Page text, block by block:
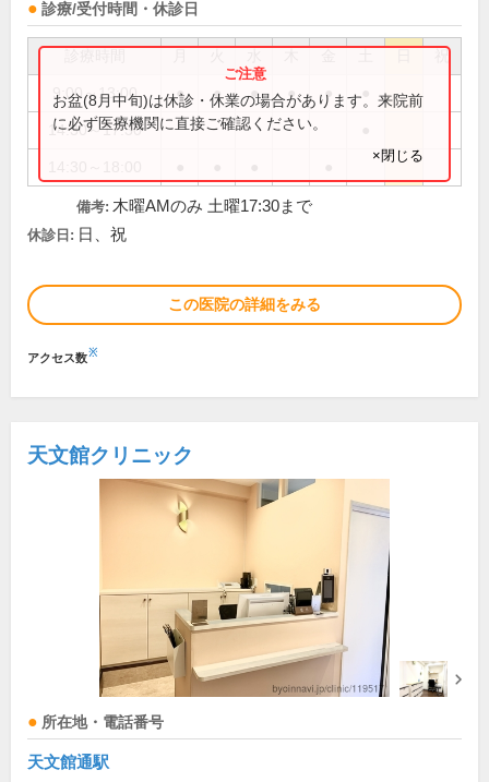
診療/受付時間・休診日
祝
9:00～13:00 ● ● ● ● ●
14:30～17:30
お盆(8月中旬)は休診・休業の場合があります。来院前
に必ず医療機関に直接ご確認ください。
×閉じる
備考: 木曜AMのみ 土曜17:30まで
休診日: 日、祝
この医院の詳細をみる
アクセス数※
天文館クリニック
所在地・電話番号
天文館通駅